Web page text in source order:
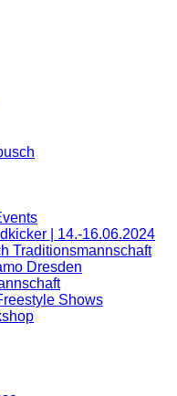
| 14.-16.06.2024
Traditionsmannschaft
Dresden
Shows